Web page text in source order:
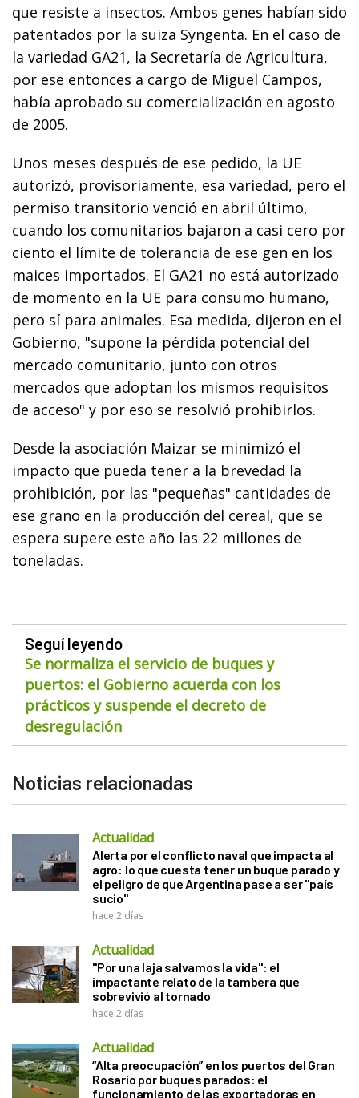
que resiste a insectos. Ambos genes habían sido
patentados por la suiza Syngenta. En el caso de
la variedad GA21, la Secretaría de Agricultura,
por ese entonces a cargo de Miguel Campos,
había aprobado su comercialización en agosto
de 2005.
Unos meses después de ese pedido, la UE
autorizó, provisoriamente, esa variedad, pero el
permiso transitorio venció en abril último,
cuando los comunitarios bajaron a casi cero por
ciento el límite de tolerancia de ese gen en los
maices importados. El GA21 no está autorizado
de momento en la UE para consumo humano,
pero sí para animales. Esa medida, dijeron en el
Gobierno, "supone la pérdida potencial del
mercado comunitario, junto con otros
mercados que adoptan los mismos requisitos
de acceso" y por eso se resolvió prohibirlos.
Desde la asociación Maizar se minimizó el
impacto que pueda tener a la brevedad la
prohibición, por las "pequeñas" cantidades de
ese grano en la producción del cereal, que se
espera supere este año las 22 millones de
toneladas.
Seguí leyendo
Se normaliza el servicio de buques y
puertos: el Gobierno acuerda con los
prácticos y suspende el decreto de
desregulación
Noticias relacionadas
Actualidad
Alerta por el conflicto naval que impacta al
agro: lo que cuesta tener un buque parado y
el peligro de que Argentina pase a ser "país
sucio"
hace 2 días
Actualidad
"Por una laja salvamos la vida": el
impactante relato de la tambera que
sobrevivió al tornado
hace 2 días
Actualidad
“Alta preocupación” en los puertos del Gran
Rosario por buques parados: el
funcionamiento de las exportadoras en